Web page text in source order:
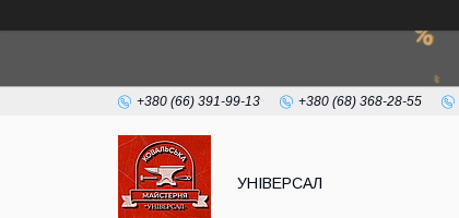
+380 (66) 391-99-13 +380 (68) 368-28-55
УНІВЕРСАЛ